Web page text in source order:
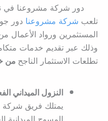
دور شركة مشروعنا في
تلعب شركة مشروعنا دور
المستثمرين ورواد الأعمال
وذلك عبر تقديم خدمات
تطلعات الاستثمار الناجح من
النزول الميداني
يمتلك فريق شركة